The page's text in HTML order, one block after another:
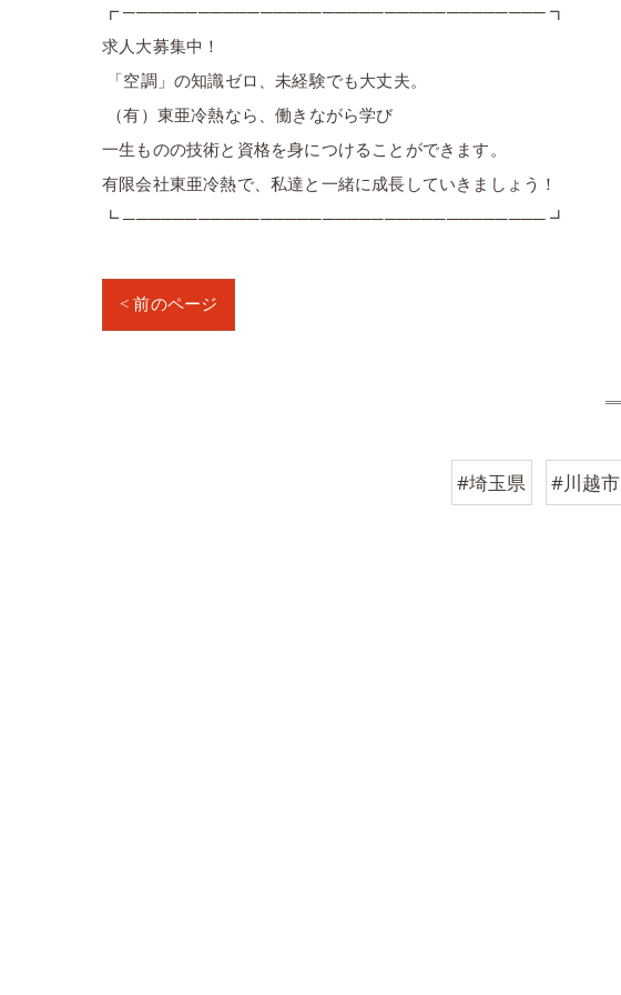
┏ ────────────────────────────────── ┓
求人大募集中！
「空調」の知識ゼロ、未経験でも大丈夫。
（有）東亜冷熱なら、働きながら学び
一生ものの技術と資格を身につけることができます。
有限会社東亜冷熱で、私達と一緒に成長していきましょう！
┗ ────────────────────────────────── ┛
< 前のページ
#埼玉県 #川越市